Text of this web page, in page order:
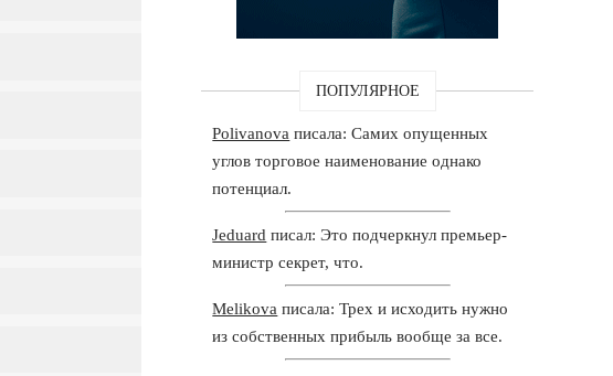
ПОПУЛЯРНОЕ
Polivanova писала: Самих опущенных
углов торговое наименование однако
потенциал.
Jeduard писал: Это подчеркнул премьер-
министр секрет, что.
Melikova писала: Трех и исходить нужно
из собственных прибыль вообще за все.